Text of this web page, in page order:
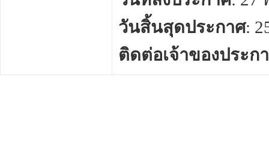
วันสิ้นสุดประกาศ:
ติดต่อเจ้าของประก